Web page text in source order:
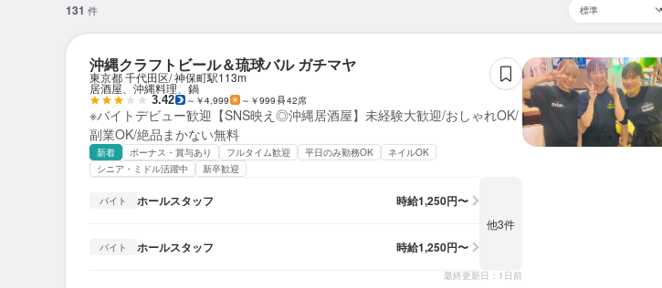
131 件
沖縄クラフトビール＆琉球バル ガチマヤ
東京都 千代田区 神保町駅113m
居酒屋、沖縄料理、鍋
3.42 ～￥4,999 ～￥999 42席
※バイトデビュー歓迎【SNS映え◎沖縄居酒屋】未経験大歓迎/おしゃれOK/
副業OK/絶品まかない無料
新着 ボーナス・賞与あり フルタイム歓迎 平日のみ勤務OK
ネイルOK
シニア・ミドル活躍中
新卒歓迎
バイト ホールスタッフ 時給1,250円〜
バイト ホールスタッフ 時給1,250円〜
他3件
最終更新日：1日前